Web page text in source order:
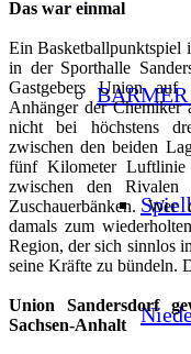
BARMER
Das war einmal
Ein Basketballpunktspiel
in der Sporthalle
Gastgebers Union
Anhänger der Chemiker
nicht bei höchstens
zwischen den beiden
fünf Kilometer
zwischen den
Zuschauerbänken.
damals zum
Region, der sich sinnlos
seine Kräfte zu bündeln.
Union Sandersdorf
Sachsen-Anhalt